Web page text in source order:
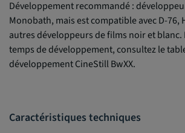
Développement recommandé :
Monobath, mais est compatible avec D-76,
autres développeurs de films noir et blanc.
temps de développement, consultez le
développement CineStill BwXX.
Caractéristiques techniques